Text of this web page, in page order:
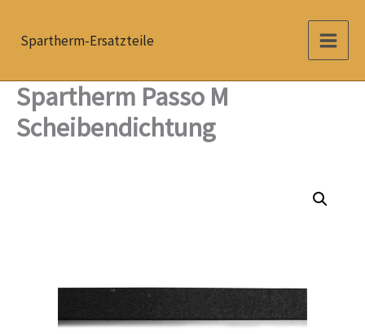
InhaltSpartherm-Ersatzteile
Spartherm Passo M
Scheibendichtung